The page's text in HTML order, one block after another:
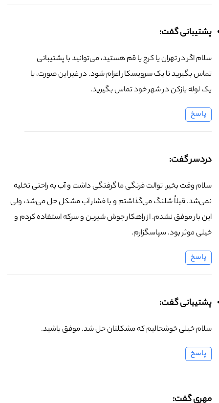
پشتیبانی گفت:
سلام اگر در تهران یا کرج یا قم هستید، می‌توانید با پشتیبانی
تماس بگیرید تا یک سرویسکار اعزام شود. در غیر این صورت، با
یک لوله بازکن در شهر خود تماس بگیرید.
پاسخ
دردسر گفت:
سلام وقت بخیر. توالت فرنگی ما گرفتگی داشت و آب به راحتی تخلیه
نمی‌شد. قبلاً شلنگ می‌گذاشتم و با فشار آب مشکل حل می‌شد، ولی
این بار موفق نشدم. از راهکار جوش شیرین و سرکه استفاده کردم و
خیلی موثر بود. سپاسگزارم.
پاسخ
پشتیبانی گفت:
سلام خیلی خوشحالیم که مشکلتان حل شد. موفق باشید.
پاسخ
مهری گفت: